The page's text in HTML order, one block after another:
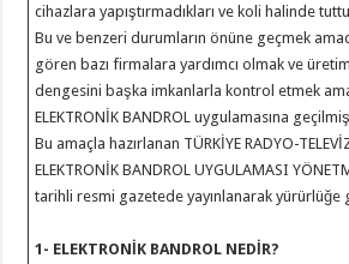
cihazlara yapıştırmadıkları ve koli halinde
Bu ve benzeri durumların önüne geçmek
gören bazı firmalara yardımcı olmak ve
dengesini başka imkanlarla kontrol etmek
ELEKTRONİK BANDROL uygulamasına
Bu amaçla hazırlanan TÜRKİYE RADYO-
ELEKTRONİK BANDROL UYGULAMASI
tarihli resmi gazetede yayınlanarak yürürlüğe
1- ELEKTRONİK BANDROL NEDİR?